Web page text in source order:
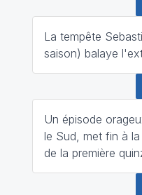
La tempête
saison) balaye
Un épisode
le Sud, met fin à
de la première